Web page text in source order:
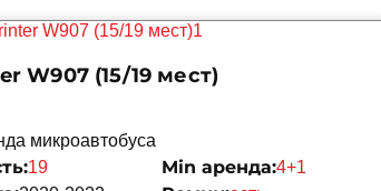
W907 (15/19 мест)
микроавтобуса
19 Min аренда:4+1